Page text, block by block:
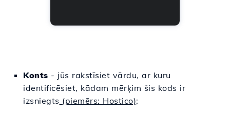
Konts - jūs rakstīsiet vārdu, ar kuru
identificēsiet, kādam mērķim šis kods ir
izsniegts (piemērs: Hostico);